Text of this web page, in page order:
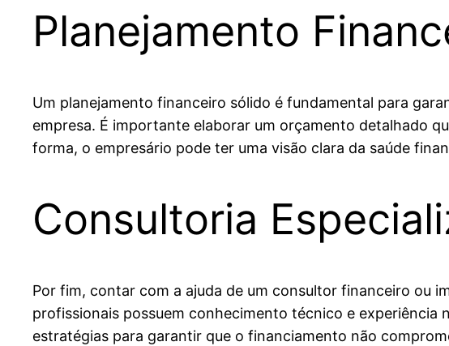
Planejamento
Um planejamento financeiro sólido é fundamental para
empresa. É importante elaborar um orçamento detalhado
forma, o empresário pode ter uma visão clara da saúde
Consultoria
Por fim, contar com a ajuda de um consultor financeiro ou
profissionais possuem conhecimento técnico e
estratégias para garantir que o financiamento não